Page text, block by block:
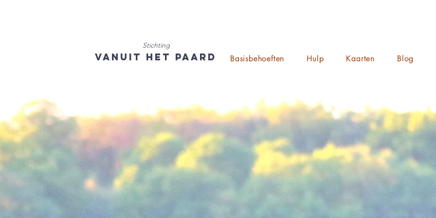
Stichting
Vanuit het Paard Basisbehoeften Hulp Kaarten Blog